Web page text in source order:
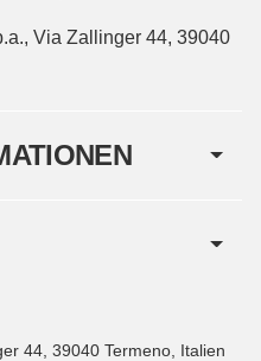
Via Zallinger 44, 39040
44, 39040 Termeno, Italien